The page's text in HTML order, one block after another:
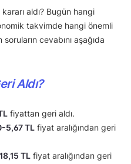
aldı? Bugün hangi
takvimde hangi önemli
cevabını aşağıda
Aldı?
fiyattan geri aldı.
5,67 TL fiyat aralığından geri
TL fiyat aralığından geri